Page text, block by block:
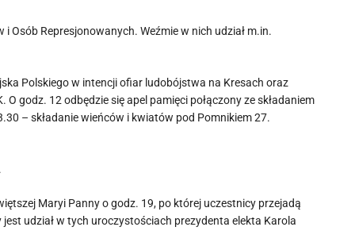
Represjonowanych. Weźmie w nich udział m.in.
Polskiego w intencji ofiar ludobójstwa na Kresach oraz
O godz. 12 odbędzie się apel pamięci połączony ze składaniem
– składanie wieńców i kwiatów pod Pomnikiem 27.
Maryi Panny o godz. 19, po której uczestnicy przejadą
udział w tych uroczystościach prezydenta elekta Karola